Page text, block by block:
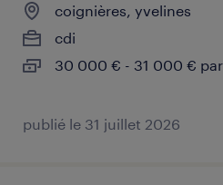
coignières, yvelines
cdi
30 000 € - 31 000 €
publié le 31 juillet 2026